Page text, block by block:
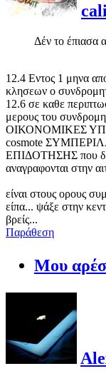
Δέν το έπιασα
12.4 Εντος 1 μηνα
κλησεων ο
12.6 σε καθε
μερους του
ΟΙΚΟΝΟΜΙΚΕΣ
cosmote
ΕΠΙΔΟΤΗΣΗΣ που
αναγραφονται στην
είναι στους ορους
είπα... ψάξε στην
βρείς...
Παράθεση
Μου